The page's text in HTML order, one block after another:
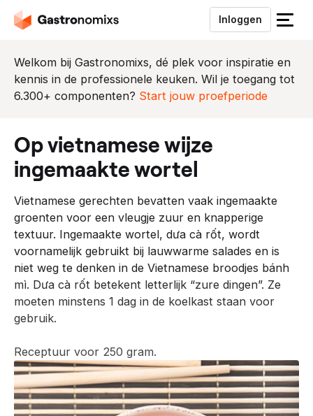
Inloggen
S
u
i
Welkom bij Gastronomixs, dé plek voor inspiratie en
kennis in de professionele keuken. Wil je toegang tot
6.300+ componenten? Start jouw proefperiode
op vietnamese wijze
ingemaakte wortel
Vietnamese gerechten bevatten vaak ingemaakte
groenten voor een vleugje zuur en knapperige
textuur. Ingemaakte wortel, dưa cà rốt, wordt
voornamelijk gebruikt bij lauwwarme salades en is
niet weg te denken in de Vietnamese broodjes bánh
mì. Dưa cà rốt betekent letterlijk “zure dingen”. Ze
moeten minstens 1 dag in de koelkast staan voor
gebruik.
Receptuur voor 250 gram.